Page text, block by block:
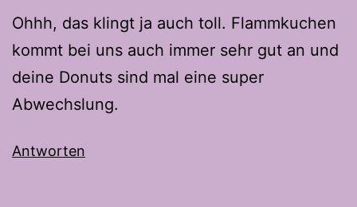
Ohhh, das klingt ja auch toll. Flammkuchen
kommt bei uns auch immer sehr gut an und
deine Donuts sind mal eine super
Abwechslung.
Antworten